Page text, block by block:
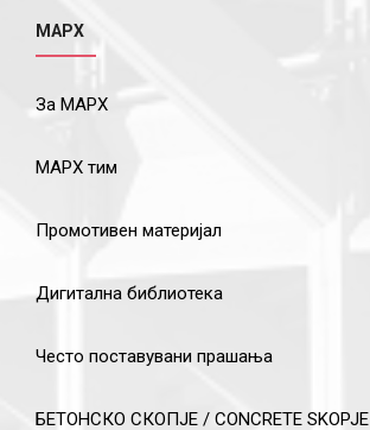
МАРХ
За МАРХ
МАРХ тим
Промотивен материјал
Дигитална библиотека
Често поставувани прашања
БЕТОНСКО СКОПЈЕ / CONCRETE SKOPJE